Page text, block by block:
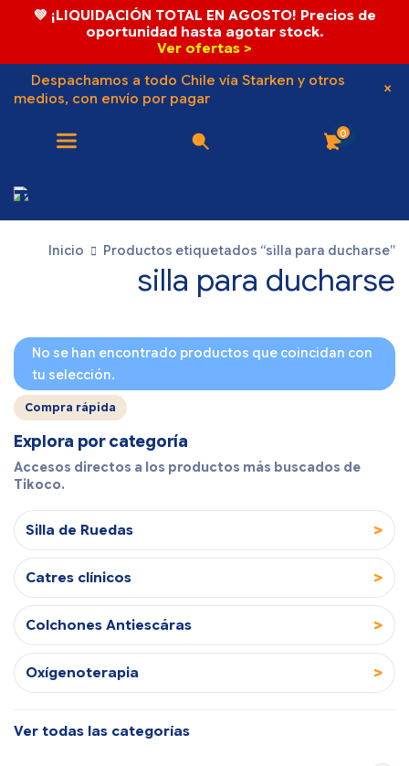
💚 ¡LIQUIDACIÓN TOTAL EN AGOSTO! Precios de
oportunidad hasta agotar stock.
Ver ofertas >
Despachamos a todo Chile vía Starken y otros
medios, con envío por pagar
0
Inicio Productos etiquetados “silla para ducharse”
silla para ducharse
Compra rápida
Explora por categoría
Accesos directos a los productos más buscados de
Tikoco.
Silla de Ruedas >
Catres clínicos >
Colchones Antiescáras >
Oxígenoterapia >
Ver todas las categorías
No se han encontrado productos que coincidan con
tu selección.